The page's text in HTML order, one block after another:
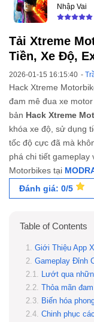
Nhập Vai
Tải Xtreme
Tiền, Xe Độ,
2026-01-15 16:15:40 -
Hack Xtreme
đam mê đua xe
bản Hack Xtreme
khóa xe độ, sử dụng
tốc độ cực đã mà
phá chi tiết gameplay
Motorbikes tại
Đánh giá: 0/5
Table of Contents
Giới Thiệu App
Gameplay Đỉnh
Lướt qua những
Thỏa mãn đam
Biến hóa phong
Chinh phục các